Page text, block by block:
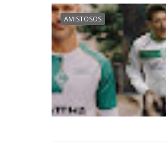
AMISTOSOS